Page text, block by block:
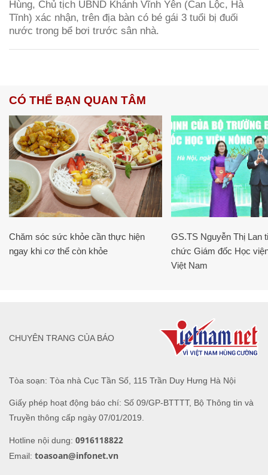
Hùng, Chủ tịch UBND Khánh Vĩnh Yên (Can Lộc, Hà
Tĩnh) xác nhận, trên địa bàn có bé gái 3 tuổi bị đuối
nước trong bể bơi trước sân nhà.
CÓ THỂ BẠN QUAN TÂM
Chăm sóc sức khỏe cần thực hiện
ngay khi cơ thể còn khỏe
GS.TS Nguyễn Thị Lan
chức Giám đốc Học
Việt Nam
Tòa soạn: Tòa nhà Cục Tần Số, 115 Trần Duy Hưng Hà Nội
Giấy phép hoạt động báo chí: Số 09/GP-BTTTT, Bộ Thông tin và
Truyền thông cấp ngày 07/01/2019.
Hotline nội dung: 0916118822
Email: toasoan@infonet.vn
CHUYÊN TRANG CỦA BÁO